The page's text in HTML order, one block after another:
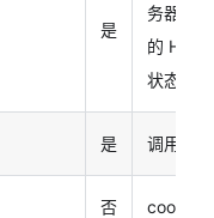
是
务器返回
的 HTTP
状态码
是 调用结果
否 cookies